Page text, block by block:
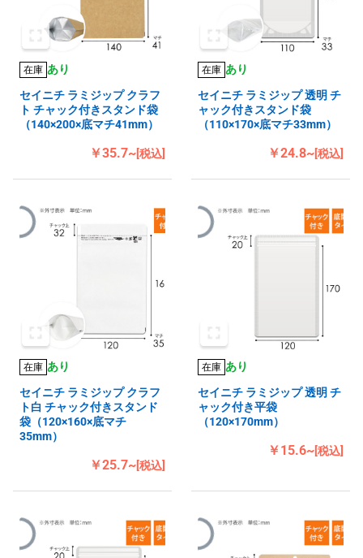
在庫 あり
セイニチ ラミジップ クラフ
ト チャック付きスタンド袋
（140×200×底マチ41mm）
￥35.7~[税込]
在庫 あり
セイニチ ラミジップ 透明 チ
ャック付きスタンド袋
（110×170×底マチ33mm）
￥24.8~[税込]
在庫 あり
セイニチ ラミジップ クラフ
ト白 チャック付きスタンド
袋（120×160×底マチ
35mm）
￥25.7~[税込]
在庫 あり
セイニチ ラミジップ 透明 チ
ャック付き平袋
（120×170mm）
￥15.6~[税込]